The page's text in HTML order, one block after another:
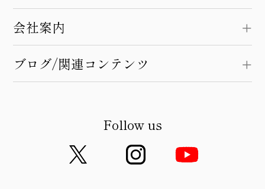
会社案内
ブログ/関連コンテンツ
Follow us